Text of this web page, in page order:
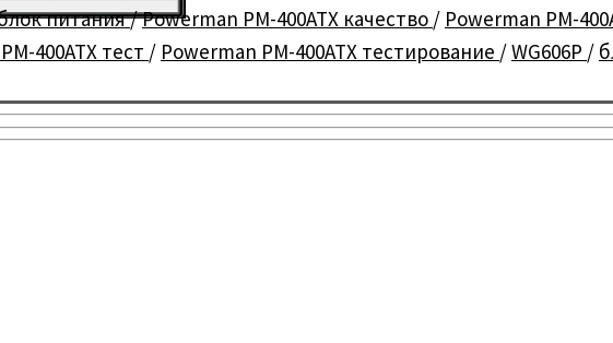
питания/Powerman PM-400ATX качество / Powerman PM-
400ATX тест / Powerman PM-400ATX тестирование /WG606P /